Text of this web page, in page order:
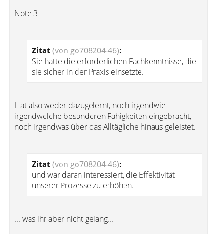
Note 3
Zitat(von go708204-46):
Sie hatte die erforderlichen Fachkenntnisse, die
sie sicher in der Praxis einsetzte.
Hat also weder dazugelernt, noch irgendwie
irgendwelche besonderen Fähigkeiten eingebracht,
noch irgendwas über das Alltägliche hinaus geleistet.
Zitat(von go708204-46):
und war daran interessiert, die Effektivität
unserer Prozesse zu erhöhen.
... was ihr aber nicht gelang...